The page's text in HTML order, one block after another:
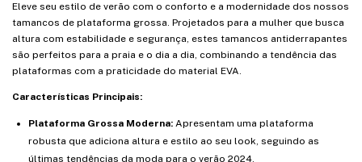
Eleve seu estilo de verão com o conforto e a modernidade dos nossos
tamancos de plataforma grossa. Projetados para a mulher que busca
altura com estabilidade e segurança, estes tamancos antiderrapantes
são perfeitos para a praia e o dia a dia, combinando a tendência das
plataformas com a praticidade do material EVA.
Características Principais:
Plataforma Grossa Moderna: Apresentam uma plataforma
robusta que adiciona altura e estilo ao seu look, seguindo as
últimas tendências da moda para o verão 2024.